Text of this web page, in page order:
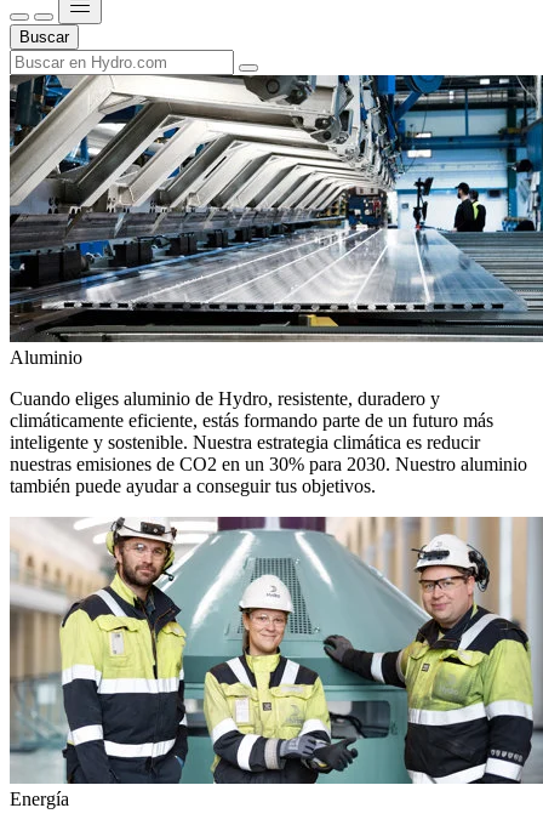
Buscar
Aluminio
Cuando eliges aluminio de Hydro, resistente, duradero y
climáticamente eficiente, estás formando parte de un futuro más
inteligente y sostenible. Nuestra estrategia climática es reducir
nuestras emisiones de CO2 en un 30% para 2030. Nuestro aluminio
también puede ayudar a conseguir tus objetivos.
Energía